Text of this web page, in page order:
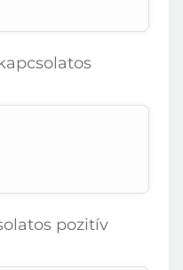
pozitív